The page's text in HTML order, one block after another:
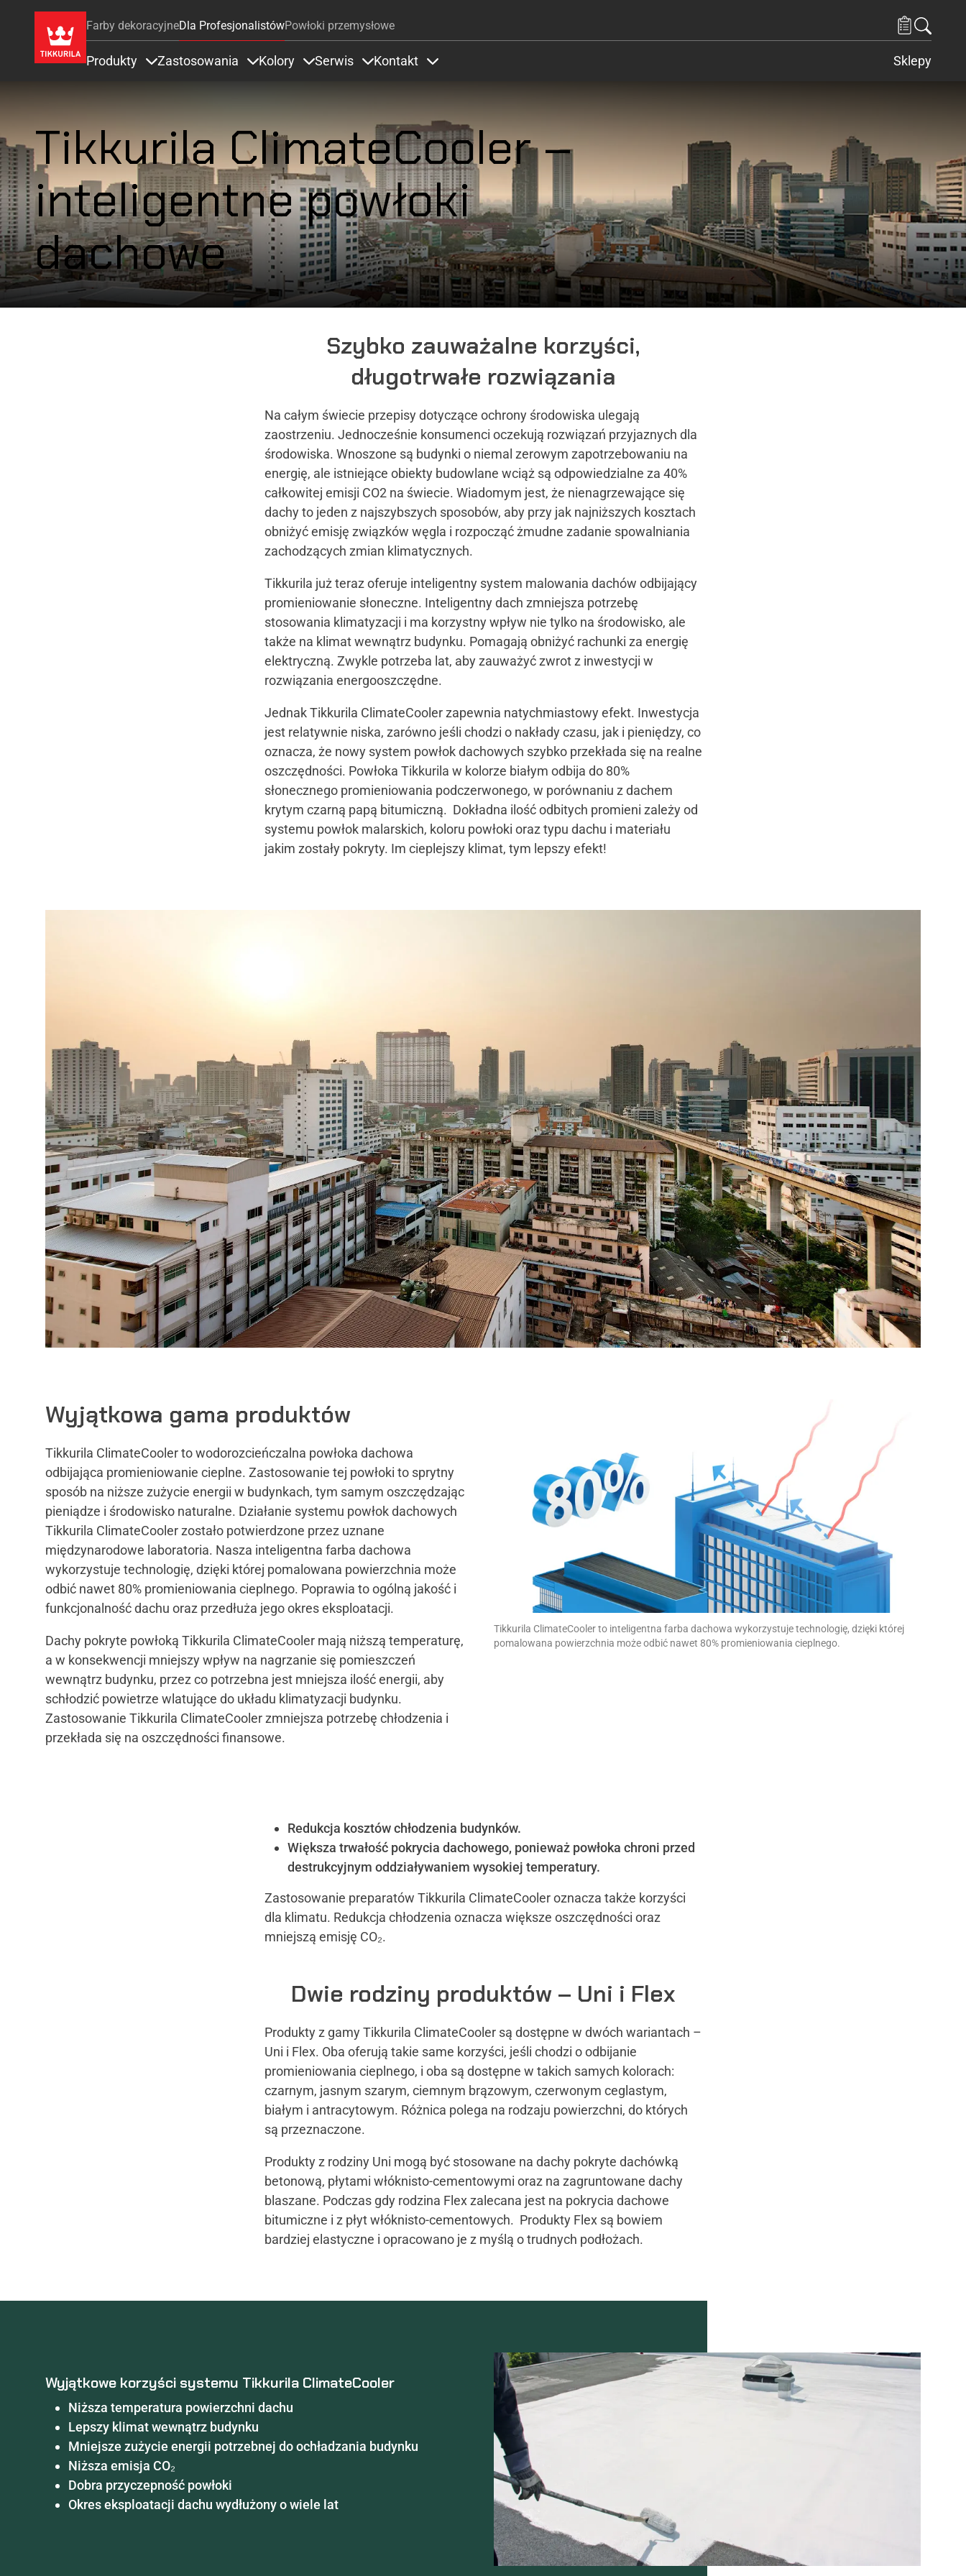
Farby dekoracyjneDla ProfesjonalistówPowłoki przemysłowe
Produkty Zastosowania Kolory Serwis Kontakt Sklepy
Tikkurila ClimateCooler –
inteligentne powłoki
dachowe
Szybko zauważalne korzyści,
długotrwałe rozwiązania
Na całym świecie przepisy dotyczące ochrony środowiska ulegają
zaostrzeniu. Jednocześnie konsumenci oczekują rozwiązań przyjaznych dla
środowiska. Wnoszone są budynki o niemal zerowym zapotrzebowaniu na
energię, ale istniejące obiekty budowlane wciąż są odpowiedzialne za 40%
całkowitej emisji CO2 na świecie. Wiadomym jest, że nienagrzewające się
dachy to jeden z najszybszych sposobów, aby przy jak najniższych kosztach
obniżyć emisję związków węgla i rozpocząć żmudne zadanie spowalniania
zachodzących zmian klimatycznych.
Tikkurila już teraz oferuje inteligentny system malowania dachów odbijający
promieniowanie słoneczne. Inteligentny dach zmniejsza potrzebę
stosowania klimatyzacji i ma korzystny wpływ nie tylko na środowisko, ale
także na klimat wewnątrz budynku. Pomagają obniżyć rachunki za energię
elektryczną. Zwykle potrzeba lat, aby zauważyć zwrot z inwestycji w
rozwiązania energooszczędne.
Jednak Tikkurila ClimateCooler zapewnia natychmiastowy efekt. Inwestycja
jest relatywnie niska, zarówno jeśli chodzi o nakłady czasu, jak i pieniędzy, co
oznacza, że nowy system powłok dachowych szybko przekłada się na realne
oszczędności. Powłoka Tikkurila w kolorze białym odbija do 80%
słonecznego promieniowania podczerwonego, w porównaniu z dachem
krytym czarną papą bitumiczną. Dokładna ilość odbitych promieni zależy od
systemu powłok malarskich, koloru powłoki oraz typu dachu i materiału
jakim zostały pokryty. Im cieplejszy klimat, tym lepszy efekt!
Wyjątkowa gama produktów
Tikkurila ClimateCooler to wodorozcieńczalna powłoka dachowa
odbijająca promieniowanie cieplne. Zastosowanie tej powłoki to sprytny
sposób na niższe zużycie energii w budynkach, tym samym oszczędzając
pieniądze i środowisko naturalne. Działanie systemu powłok dachowych
Tikkurila ClimateCooler zostało potwierdzone przez uznane
międzynarodowe laboratoria. Nasza inteligentna farba dachowa
wykorzystuje technologię, dzięki której pomalowana powierzchnia może
odbić nawet 80% promieniowania cieplnego. Poprawia to ogólną jakość i
funkcjonalność dachu oraz przedłuża jego okres eksploatacji.
Dachy pokryte powłoką Tikkurila ClimateCooler mają niższą temperaturę,
a w konsekwencji mniejszy wpływ na nagrzanie się pomieszczeń
wewnątrz budynku, przez co potrzebna jest mniejsza ilość energii, aby
schłodzić powietrze wlatujące do układu klimatyzacji budynku.
Zastosowanie Tikkurila ClimateCooler zmniejsza potrzebę chłodzenia i
przekłada się na oszczędności finansowe.
Tikkurila ClimateCooler to inteligentna farba dachowa wykorzystuje technologię, dzięki której
pomalowana powierzchnia może odbić nawet 80% promieniowania cieplnego.
Redukcja kosztów chłodzenia budynków.
Większa trwałość pokrycia dachowego, ponieważ powłoka chroni przed
destrukcyjnym oddziaływaniem wysokiej temperatury.
Zastosowanie preparatów Tikkurila ClimateCooler oznacza także korzyści
dla klimatu. Redukcja chłodzenia oznacza większe oszczędności oraz
mniejszą emisję CO₂.
Dwie rodziny produktów – Uni i Flex
Produkty z gamy Tikkurila ClimateCooler są dostępne w dwóch wariantach –
Uni i Flex. Oba oferują takie same korzyści, jeśli chodzi o odbijanie
promieniowania cieplnego, i oba są dostępne w takich samych kolorach:
czarnym, jasnym szarym, ciemnym brązowym, czerwonym ceglastym,
białym i antracytowym. Różnica polega na rodzaju powierzchni, do których
są przeznaczone.
Produkty z rodziny Uni mogą być stosowane na dachy pokryte dachówką
betonową, płytami włóknisto-cementowymi oraz na zagruntowane dachy
blaszane. Podczas gdy rodzina Flex zalecana jest na pokrycia dachowe
bitumiczne i z płyt włóknisto-cementowych. Produkty Flex są bowiem
bardziej elastyczne i opracowano je z myślą o trudnych podłożach.
Wyjątkowe korzyści systemu Tikkurila ClimateCooler
Niższa temperatura powierzchni dachu
Lepszy klimat wewnątrz budynku
Mniejsze zużycie energii potrzebnej do ochładzania budynku
Niższa emisja CO₂
Dobra przyczepność powłoki
Okres eksploatacji dachu wydłużony o wiele lat